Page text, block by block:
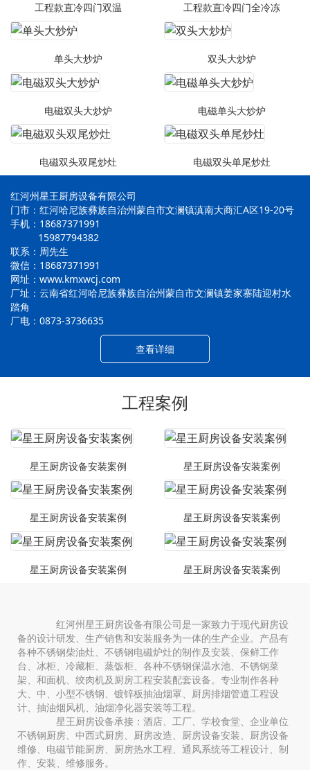
工程款直冷四门双温 工程款直冷四门全冷冻
单头大炒炉 双头大炒炉
电磁双头大炒炉 电磁单头大炒炉
电磁双头双尾炒灶 电磁双头单尾炒灶
红河州星王厨房设备有限公司
门市：红河哈尼族彝族自治州蒙自市文澜镇滇南大商汇A区19-20号
手机：18687371991
15987794382
联系：周先生
微信：18687371991
网址：www.kmxwcj.com
厂址：云南省红河哈尼族彝族自治州蒙自市文澜镇姜家寨陆迎村水
踏角
厂电：0873-3736635
查看详细
工程案例
星王厨房设备安装案例 星王厨房设备安装案例
星王厨房设备安装案例 星王厨房设备安装案例
星王厨房设备安装案例 星王厨房设备安装案例
红河州星王厨房设备有限公司是一家致力于现代厨房设
备的设计研发、生产销售和安装服务为一体的生产企业。产品有
各种不锈钢柴油灶、不锈钢电磁炉灶的制作及安装、保鲜工作
台、冰柜、冷藏柜、蒸饭柜、各种不锈钢保温水池、不锈钢菜
架、和面机、绞肉机及厨房工程安装配套设备。专业制作各种
大、中、小型不锈钢、镀锌板抽油烟罩、厨房排烟管道工程设
计、抽油烟风机、油烟净化器安装等工程。
星王厨房设备承接：酒店、工厂、学校食堂、企业单位
不锈钢厨房、中西式厨房、厨房改造、厨房设备安装、厨房设备
维修、电磁节能厨房、厨房热水工程、通风系统等工程设计、制
作、安装、维修服务。